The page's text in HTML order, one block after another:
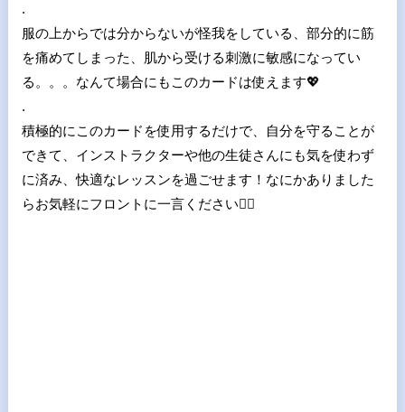
.
服の上からでは分からないが怪我をしている、部分的に筋
を痛めてしまった、肌から受ける刺激に敏感になってい
る。。。なんて場合にもこのカードは使えます💖
.
積極的にこのカードを使用するだけで、自分を守ることが
できて、インストラクターや他の生徒さんにも気を使わず
に済み、快適なレッスンを過ごせます！なにかありました
らお気軽にフロントに一言ください🙆